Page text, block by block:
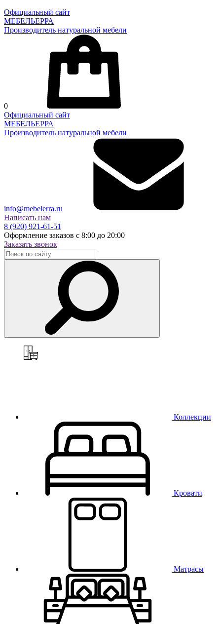
Официальный сайт
МЕБЕЛЬЕРРА
Производитель натуральной мебели
0
Официальный сайт
МЕБЕЛЬЕРРА
Производитель натуральной мебели
info@mebelerra.ru
Написать нам
8 (920) 921-61-51
Оформление заказов с 8:00 до 20:00
Заказать звонок
Коллекции
Кровати
Матрасы